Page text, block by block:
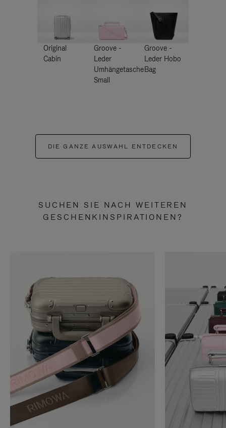
Original
Cabin
Groove -
Leder
Umhängetasche
Small
Groove -
Leder Hobo
Bag
DIE GANZE AUSWAHL ENTDECKEN
SUCHEN SIE NACH WEITEREN
GESCHENKINSPIRATIONEN?